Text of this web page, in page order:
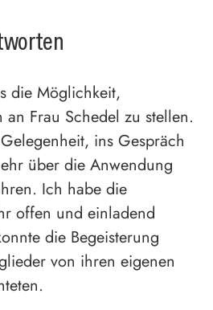
die Möglichkeit,
Frau Schedel zu stellen.
ins Gespräch
über die Anwendung
Ich habe die
offen und einladend
die Begeisterung
von ihren eigenen